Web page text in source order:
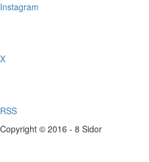
Instagram
X
RSS
Copyright © 2016 - 8 Sidor